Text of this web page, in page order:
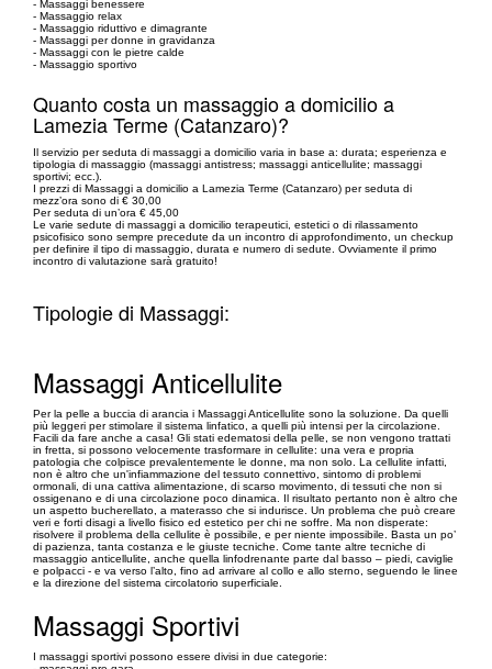
- Massaggi benessere
- Massaggio relax
- Massaggio riduttivo e dimagrante
- Massaggi per donne in gravidanza
- Massaggi con le pietre calde
- Massaggio sportivo
Quanto costa un massaggio a domicilio a
Lamezia Terme (Catanzaro)?
Il servizio per seduta di massaggi a domicilio varia in base a: durata; esperienza e
tipologia di massaggio (massaggi antistress; massaggi anticellulite; massaggi
sportivi; ecc.).
I prezzi di Massaggi a domicilio a Lamezia Terme (Catanzaro) per seduta di
mezz’ora sono di € 30,00
Per seduta di un’ora € 45,00
Le varie sedute di massaggi a domicilio terapeutici, estetici o di rilassamento
psicofisico sono sempre precedute da un incontro di approfondimento, un checkup
per definire il tipo di massaggio, durata e numero di sedute. Ovviamente il primo
incontro di valutazione sarà gratuito!
Tipologie di Massaggi:
Massaggi Anticellulite
Per la pelle a buccia di arancia i Massaggi Anticellulite sono la soluzione. Da quelli
più leggeri per stimolare il sistema linfatico, a quelli più intensi per la circolazione.
Facili da fare anche a casa! Gli stati edematosi della pelle, se non vengono trattati
in fretta, si possono velocemente trasformare in cellulite: una vera e propria
patologia che colpisce prevalentemente le donne, ma non solo. La cellulite infatti,
non è altro che un'infiammazione del tessuto connettivo, sintomo di problemi
ormonali, di una cattiva alimentazione, di scarso movimento, di tessuti che non si
ossigenano e di una circolazione poco dinamica. Il risultato pertanto non è altro che
un aspetto bucherellato, a materasso che si indurisce. Un problema che può creare
veri e forti disagi a livello fisico ed estetico per chi ne soffre. Ma non disperate:
risolvere il problema della cellulite è possibile, e per niente impossibile. Basta un po’
di pazienza, tanta costanza e le giuste tecniche. Come tante altre tecniche di
massaggio anticellulite, anche quella linfodrenante parte dal basso – piedi, caviglie
e polpacci - e va verso l’alto, fino ad arrivare al collo e allo sterno, seguendo le linee
e la direzione del sistema circolatorio superficiale.
Massaggi Sportivi
I massaggi sportivi possono essere divisi in due categorie: